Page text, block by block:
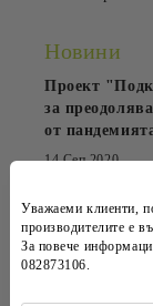
Новини
Проект
за
от
14 Сеп 2020
23 Апр 2015
Уважаеми клиенти,
производителите е
За повече
082873106.